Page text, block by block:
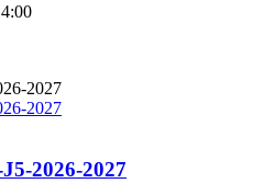
2026-2027